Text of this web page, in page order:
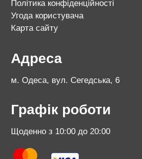
Політика конфіденційності
Угода користувача
Карта сайту
Адреса
м. Одеса, вул. Сегедська, 6
Графік роботи
Щоденно з 10:00 до 20:00